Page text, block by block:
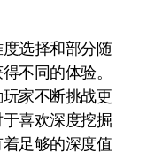
选择和部分随
不同的体验。
家不断挑战更
喜欢深度挖掘
足够的深度值